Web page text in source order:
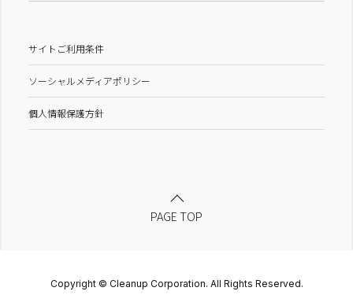
サイトご利用条件
ソーシャルメディアポリシー
個人情報保護方針
PAGE TOP
Copyright © Cleanup Corporation. All Rights Reserved.